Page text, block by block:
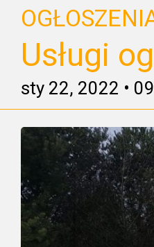
Usługi
sty 22, 2022 •